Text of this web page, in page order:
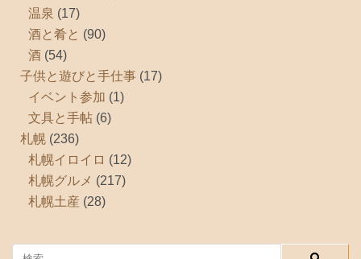
温泉 (17)
酒と肴と (90)
酒 (54)
子供と遊びと手仕事 (17)
イベント参加 (1)
文具と手帖 (6)
札幌 (236)
札幌イロイロ (12)
札幌グルメ (217)
札幌土産 (28)